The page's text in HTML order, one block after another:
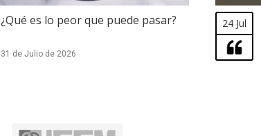
¿Qué es lo peor que puede pasar?
31 de Julio de 2026
24 Jul